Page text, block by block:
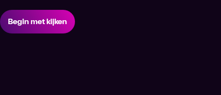
Begin met kijken